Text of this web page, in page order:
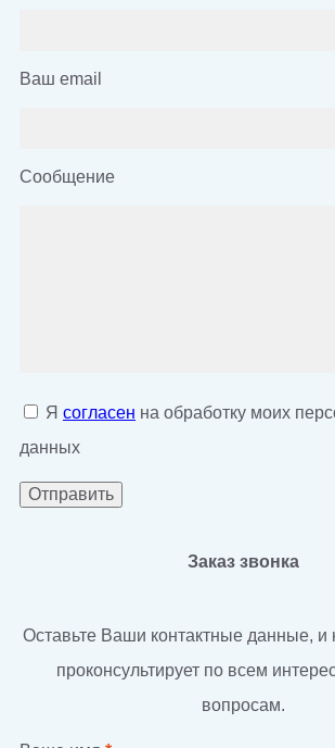
Ваш email
Сообщение
Я согласен на обработку моих
данных
Заказ звонка
Оставьте Ваши контактные данные, и
проконсультирует по всем
вопросам.